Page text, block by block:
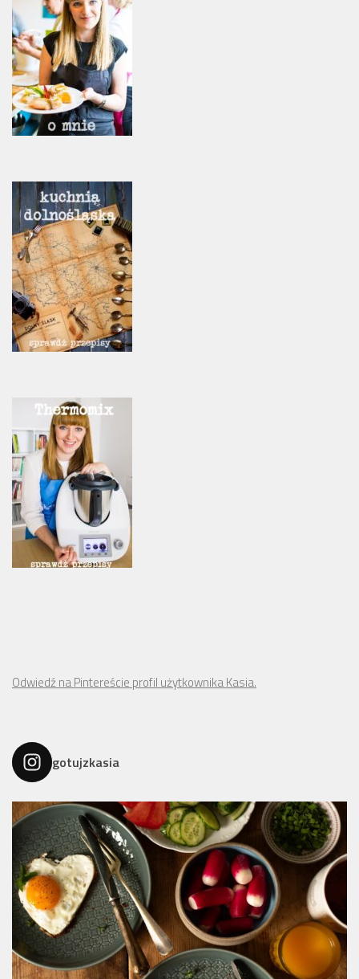
Odwiedź na Pintereście profil użytkownika Kasia.
gotujzkasia